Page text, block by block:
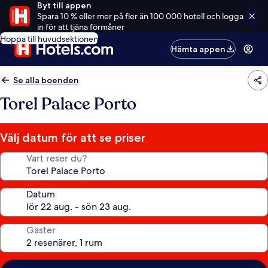
Byt till appen
Spara 10 % eller mer på fler än 100 000 hotell och logga
in för att tjäna förmåner
Hoppa till huvudsektionen
Hämta appen
Se alla boenden
Torel Palace Porto
Välj datum för att se priser
Vart reser du?
Datum
Gäster